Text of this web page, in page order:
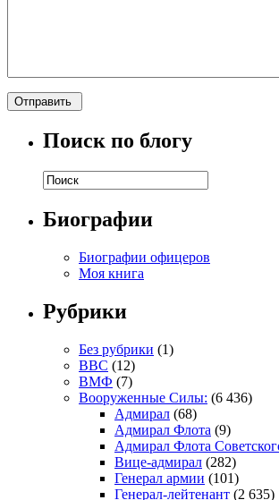
Поиск по блогу
Биографии
Биографии офицеров
Моя книга
Рубрики
Без рубрики (1)
ВВС (12)
ВМФ (7)
Вооруженные Силы: (6 436)
Адмирал (68)
Адмирал Флота (9)
Адмирал Флота
Вице-адмирал (282)
Генерал армии (101)
Генерал-лейтенант (2 635)